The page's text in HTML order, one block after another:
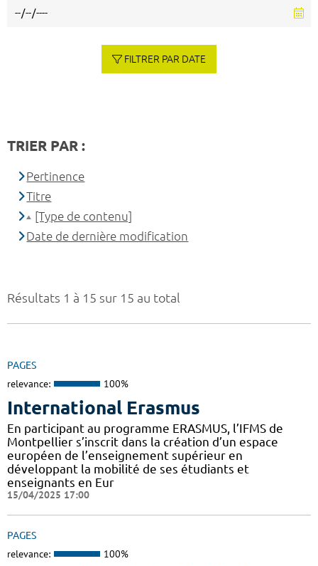
Résultats 1 à 15 sur 15 au total
PAGES
relevance: 100%
International Erasmus
En participant au programme ERASMUS, l’IFMS de
Montpellier s’inscrit dans la création d’un espace
européen de l’enseignement supérieur en
développant la mobilité de ses étudiants et
enseignants en Eur
15/04/2025 17:00
PAGES
relevance: 100%
FILTRER PAR DATE
TRIER PAR :
Pertinence
Titre
[Type de contenu]
Date de dernière modification